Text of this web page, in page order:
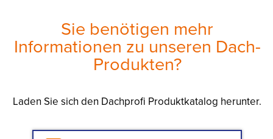
Sie benötigen mehr
Informationen zu unseren Dach-
Produkten?
Laden Sie sich den Dachprofi Produktkatalog herunter.